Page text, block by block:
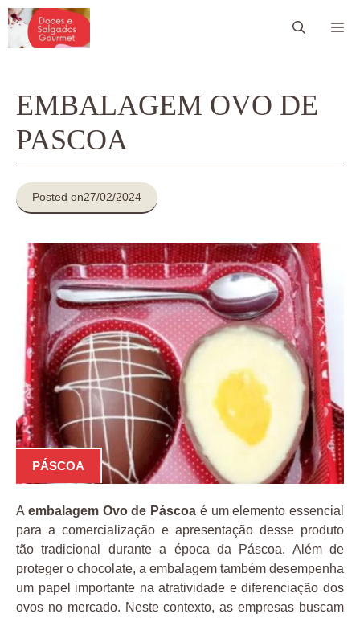
Pular
para
EMBALAGEM OVO DE
PASCOA
Posted on27/02/2024
PÁSCOA
A embalagem Ovo de Páscoa é um elemento essencial
para a comercialização e apresentação desse produto
tão tradicional durante a época da Páscoa. Além de
proteger o chocolate, a embalagem também desempenha
um papel importante na atratividade e diferenciação dos
ovos no mercado. Neste contexto, as empresas buscam